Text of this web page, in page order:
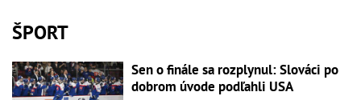
ŠPORT
Sen o finále sa rozplynul: Slováci po
dobrom úvode podľahli USA